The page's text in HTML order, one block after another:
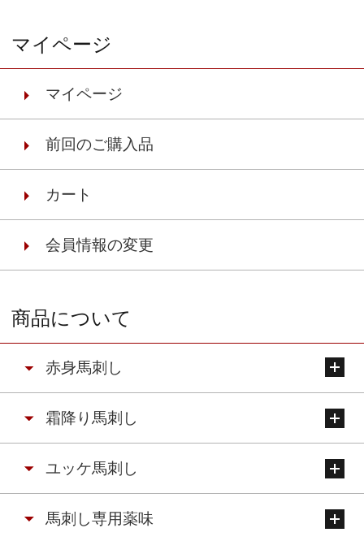
マイページ
マイページ
前回のご購入品
カート
会員情報の変更
商品について
赤身馬刺し
霜降り馬刺し
ユッケ馬刺し
馬刺し専用薬味